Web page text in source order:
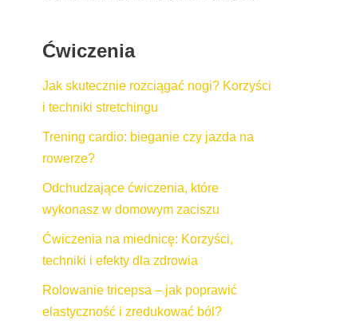
Ćwiczenia
Jak skutecznie rozciągać nogi? Korzyści
i techniki stretchingu
Trening cardio: bieganie czy jazda na
rowerze?
Odchudzające ćwiczenia, które
wykonasz w domowym zaciszu
Ćwiczenia na miednicę: Korzyści,
techniki i efekty dla zdrowia
Rolowanie tricepsa – jak poprawić
elastyczność i zredukować ból?